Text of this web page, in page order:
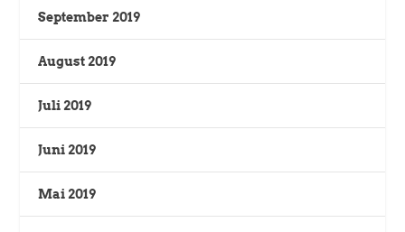
September 2019
August 2019
Juli 2019
Juni 2019
Mai 2019